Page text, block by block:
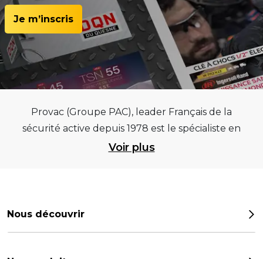
Je m’inscris
Provac (Groupe PAC), leader Français de la
sécurité active depuis 1978 est le spécialiste en
équipements pour garages et centres
meilleurs équipements sur des critères de
Voir plus
Nous découvrir